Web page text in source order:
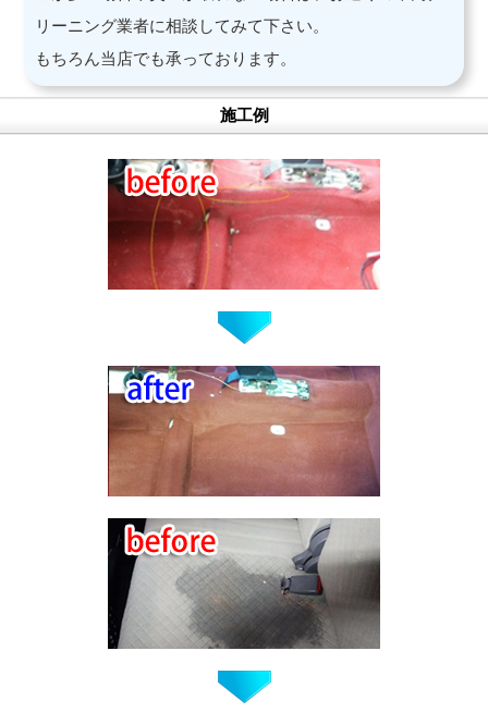
リーニング業者に相談してみて下さい。
もちろん当店でも承っております。
施工例